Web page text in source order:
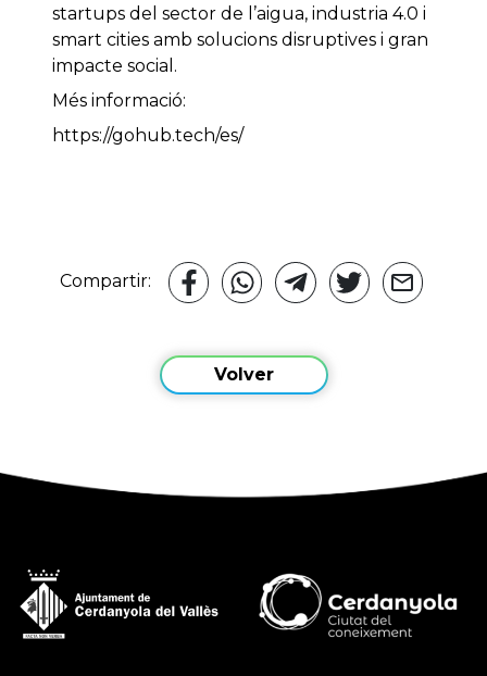
startups del sector de l’aigua, industria 4.0 i
smart cities amb solucions disruptives i gran
impacte social.
Més informació:
https://gohub.tech/es/
Compartir:
Volver